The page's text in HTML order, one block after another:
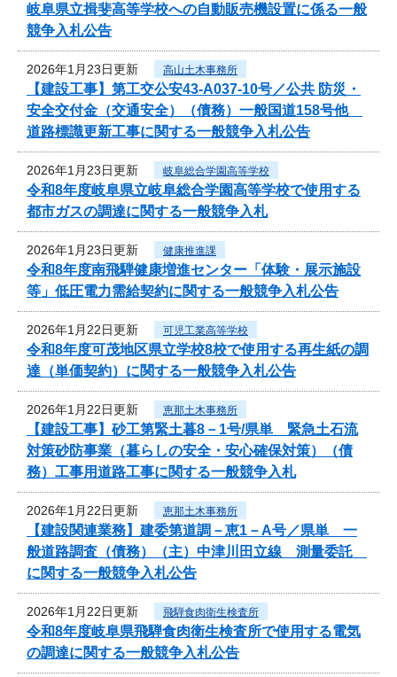
岐阜県立揖斐高等学校への自動販売機設置に係る一般
競争入札公告
2026年1月23日更新 高山土木事務所
【建設工事】第工交公安43-A037-10号／公共 防災・
安全交付金（交通安全）（債務）一般国道158号他
道路標識更新工事に関する一般競争入札公告
2026年1月23日更新 岐阜総合学園高等学校
令和8年度岐阜県立岐阜総合学園高等学校で使用する
都市ガスの調達に関する一般競争入札
2026年1月23日更新 健康推進課
令和8年度南飛騨健康増進センター「体験・展示施設
等」低圧電力需給契約に関する一般競争入札公告
2026年1月22日更新 可児工業高等学校
令和8年度可茂地区県立学校8校で使用する再生紙の調
達（単価契約）に関する一般競争入札公告
2026年1月22日更新 恵那土木事務所
【建設工事】砂工第緊土暮8－1号/県単 緊急土石流
対策砂防事業（暮らしの安全・安心確保対策）（債
務）工事用道路工事に関する一般競争入札
2026年1月22日更新 恵那土木事務所
【建設関連業務】建委第道調－恵1－A号／県単 一
般道路調査（債務）（主）中津川田立線 測量委託
に関する一般競争入札公告
2026年1月22日更新 飛騨食肉衛生検査所
令和8年度岐阜県飛騨食肉衛生検査所で使用する電気
の調達に関する一般競争入札公告